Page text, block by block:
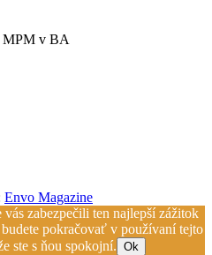
MPM v BA
Envo Magazine
zabezpečili ten najlepší zážitok
pokračovať v používaní tejto
ste s ňou spokojní. Ok